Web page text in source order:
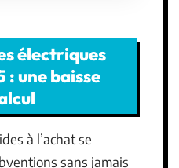
électriques
: une baisse
à l’achat se
sans jamais